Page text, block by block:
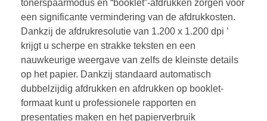
tonerspaarmodus en “booklet”-afdrukken zorgen voor
een significante vermindering van de afdrukkosten.
Dankzij de afdrukresolutie van 1.200 x 1.200 dpi ’
krijgt u scherpe en strakke teksten en een
nauwkeurige weergave van zelfs de kleinste details
op het papier. Dankzij standaard automatisch
dubbelzijdig afdrukken en afdrukken op booklet-
formaat kunt u professionele rapporten en
presentaties maken en het papierverbruik